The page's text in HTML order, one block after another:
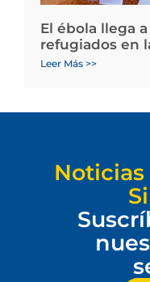
El ébola llega
refugiados en
Leer Más >>